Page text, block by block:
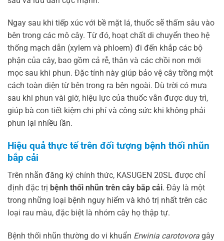
Ngay sau khi tiếp xúc với bề mặt lá, thuốc sẽ thấm sâu vào
bên trong các mô cây. Từ đó, hoạt chất di chuyển theo hệ
thống mạch dẫn (xylem và phloem) đi đến khắp các bộ
phận của cây, bao gồm cả rễ, thân và các chồi non mới
mọc sau khi phun. Đặc tính này giúp bảo vệ cây trồng một
cách toàn diện từ bên trong ra bên ngoài. Dù trời có mưa
sau khi phun vài giờ, hiệu lực của thuốc vẫn được duy trì,
giúp bà con tiết kiệm chi phí và công sức khi không phải
phun lại nhiều lần.
Hiệu quả thực tế trên đối tượng bệnh thối nhũn
bắp cải
Trên nhãn đăng ký chính thức, KASUGEN 20SL được chỉ
định đặc trị bệnh thối nhũn trên cây bắp cải. Đây là một
trong những loại bệnh nguy hiểm và khó trị nhất trên các
loại rau màu, đặc biệt là nhóm cây họ thập tự.
Bệnh thối nhũn thường do vi khuẩn Erwinia carotovora gây